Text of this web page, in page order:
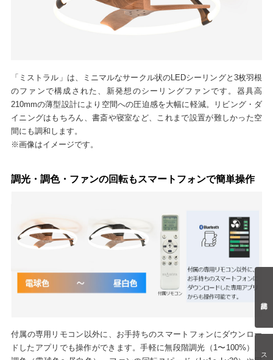
「ミストラル」は、ミニマルなサークル状のLEDシーリングと3枚羽根
のファンで構成された、新発想のシーリングファンです。器具高
210mmの薄型設計により空間への圧迫感を大幅に軽減。リビング・ダ
イニングはもちろん、書斎や寝室など、これまで設置が難しかった空
間にも調和します。
※画像はイメージです。
調光・調色・ファンの回転もスマートフォンで簡単操作
付属の専用リモコン以外に、お手持ちのスマートフォンにダウンロー
ドしたアプリでも操作ができます。手軽に無段階調光（1〜100%）、